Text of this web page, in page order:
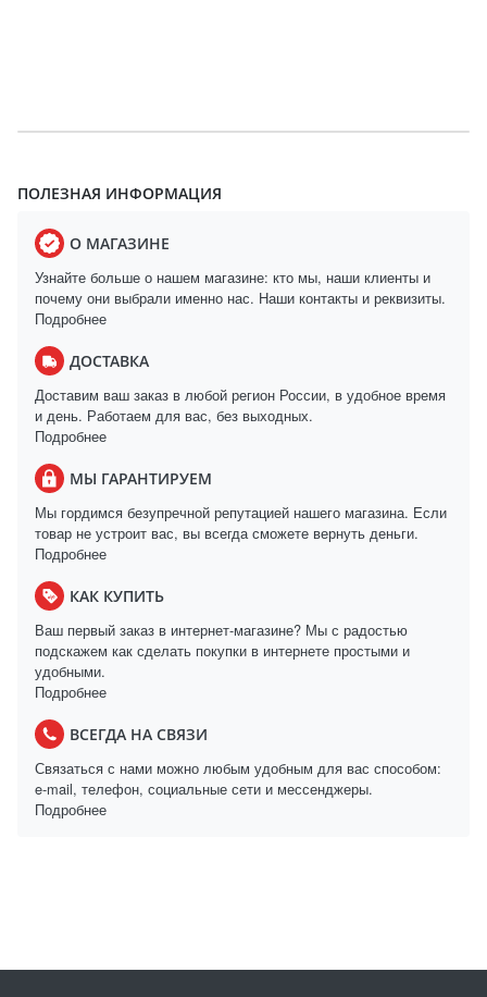
ПОЛЕЗНАЯ ИНФОРМАЦИЯ
О МАГАЗИНЕ
Узнайте больше о нашем магазине: кто мы, наши клиенты и
почему они выбрали именно нас. Наши контакты и реквизиты.
Подробнее
ДОСТАВКА
Доставим ваш заказ в любой регион России, в удобное время
и день. Работаем для вас, без выходных.
Подробнее
МЫ ГАРАНТИРУЕМ
Мы гордимся безупречной репутацией нашего магазина. Если
товар не устроит вас, вы всегда сможете вернуть деньги.
Подробнее
КАК КУПИТЬ
Ваш первый заказ в интернет-магазине? Мы с радостью
подскажем как сделать покупки в интернете простыми и
удобными.
Подробнее
ВСЕГДА НА СВЯЗИ
Связаться с нами можно любым удобным для вас способом:
e-mail, телефон, социальные сети и мессенджеры.
Подробнее